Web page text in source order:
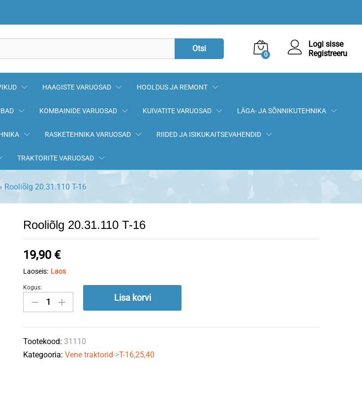
Otsi
0
Logi sisse
Registreeru
HAAGISTE VARUOSAD HOOLDUS JA REMONT
KOMBAINIDE VARUOSAD KUIVATITE VARUOSAD LÄGA- JA SÕNNIKUTEHNIKA
RASKETEHNIKA VARUOSAD RIIDED JA ISIKUKAITSEVAHENDID
TRAKTORITE VARUOSAD
Rooliõlg 20.31.110 T-16
Rooliõlg 20.31.110 T-16
19,90 €
Laoseis: Laos
Rooliõlg
20.31.110
16
quantity
Kogus:
Lisa korvi
Tootekood: 31110
Kategooria:Vene traktorid->T-16,25,40